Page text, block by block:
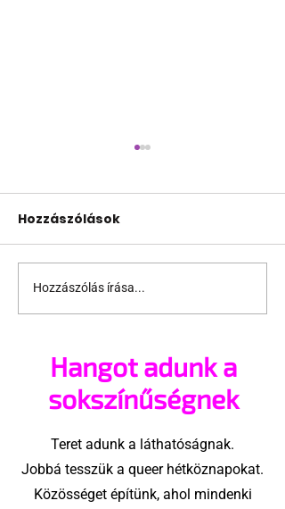
Az erotikus
grafikákat ihlető
Hozzászólások
Hozzászólás írása...
Hangot adunk a
sokszínűségnek
Teret adunk a láthatóságnak.
Jobbá tesszük a queer hétköznapokat.
Közösséget építünk, ahol mindenki